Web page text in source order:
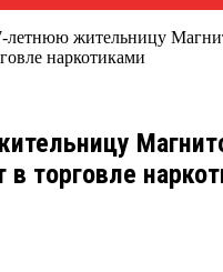
летнюю жительницу
наркотиками
в торговле